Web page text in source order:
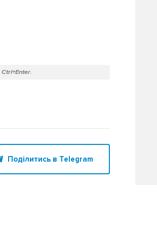
Ctrl+Enter.
Поділитись в Telegram